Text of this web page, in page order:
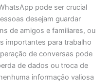
pode ser crucial
desejam guardar
de amigos e familiares, ou
importantes para trabalho
de conversas pode
de dados ou troca de
informação valiosa